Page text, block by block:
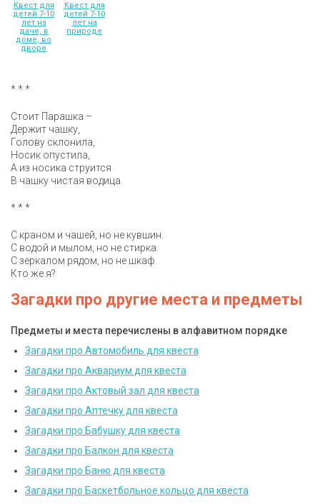
Квест для
детей 7-10
лет на
даче, в
доме, во
дворе
Квест для
детей 7-10
лет на
природе
* * *
Стоит Парашка –
Держит чашку,
Голову склонила,
Носик опустила,
А из носика струится
В чашку чистая водица.
* * *
С краном и чашей, но не кувшин.
С водой и мылом, но не стирка.
С зеркалом рядом, но не шкаф.
Кто же я?
Загадки про другие места и предметы
Предметы и места перечислены в алфавитном порядке
Загадки про Автомобиль для квеста
Загадки про Аквариум для квеста
Загадки про Актовый зал для квеста
Загадки про Аптечку для квеста
Загадки про Бабушку для квеста
Загадки про Балкон для квеста
Загадки про Баню для квеста
Загадки про Баскетбольное кольцо для квеста